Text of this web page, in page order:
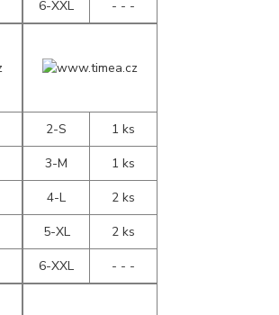
6-XXL
- - -
2-S
1 ks
3-M
1 ks
4-L
2 ks
5-XL
2 ks
6-XXL
- - -